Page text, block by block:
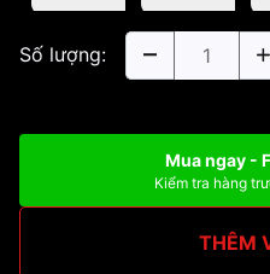
Số lượng:
Mua ngay -
Kiểm tra hàng
THÊM